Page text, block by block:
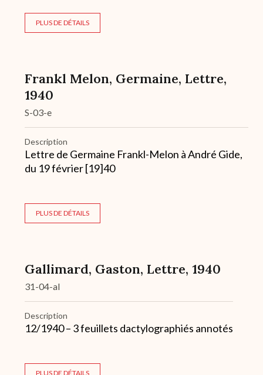
PLUS DE DÉTAILS
Frankl Melon, Germaine, Lettre,
1940
S-03-e
Description
Lettre de Germaine Frankl-Melon à André Gide,
du 19 février [19]40
PLUS DE DÉTAILS
Gallimard, Gaston, Lettre, 1940
31-04-al
Description
12/1940 – 3 feuillets dactylographiés annotés
PLUS DE DÉTAILS